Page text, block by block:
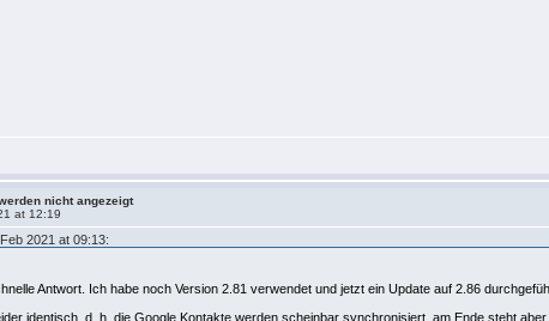
nicht angezeigt
at 12:19
2021 at 09:13:
Antwort. Ich habe noch Version 2.81 verwendet und jetzt ein Update auf 2.86
identisch, d. h. die Google Kontakte werden scheinbar synchronisiert, am Ende steht